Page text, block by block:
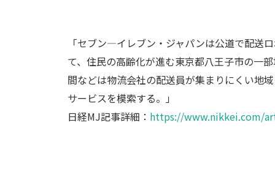
「セブン―イレブン・ジャパンは公道で配送
て、住民の高齢化が進む東京都八王子市の一
間などは物流会社の配送員が集まりにくい地
サービスを模索する。」
日経MJ記事詳細： https://www.nikkei.com/